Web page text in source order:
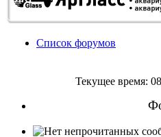
Список форумов
Текущее время: